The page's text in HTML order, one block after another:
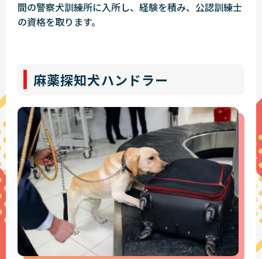
間の警察犬訓練所に入所し、経験を積み、公認訓練士
の資格を取ります。
麻薬探知犬ハンドラー